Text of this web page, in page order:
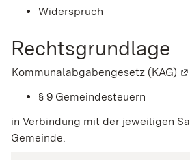
Widerspruch
Rechtsgrundlage
Kommunalabgabengesetz (KAG)
§ 9 Gemeindesteuern
in Verbindung mit der jeweiligen
Gemeinde.